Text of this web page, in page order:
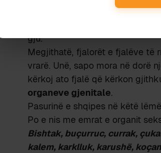
Këtë 8 mars mos gaboni ta
gju.
Megjithatë, fjalorët e fjalëve të
vrarë. Unë, sapo mora në dorë
kërkoj ato fjalë që kërkon
organeve gjenitale.
Pasurinë e shqipes në këtë
Po e nis me emrat e organit
Bishtak, buçurruc, currak,
kalem, karklluk, karushë,